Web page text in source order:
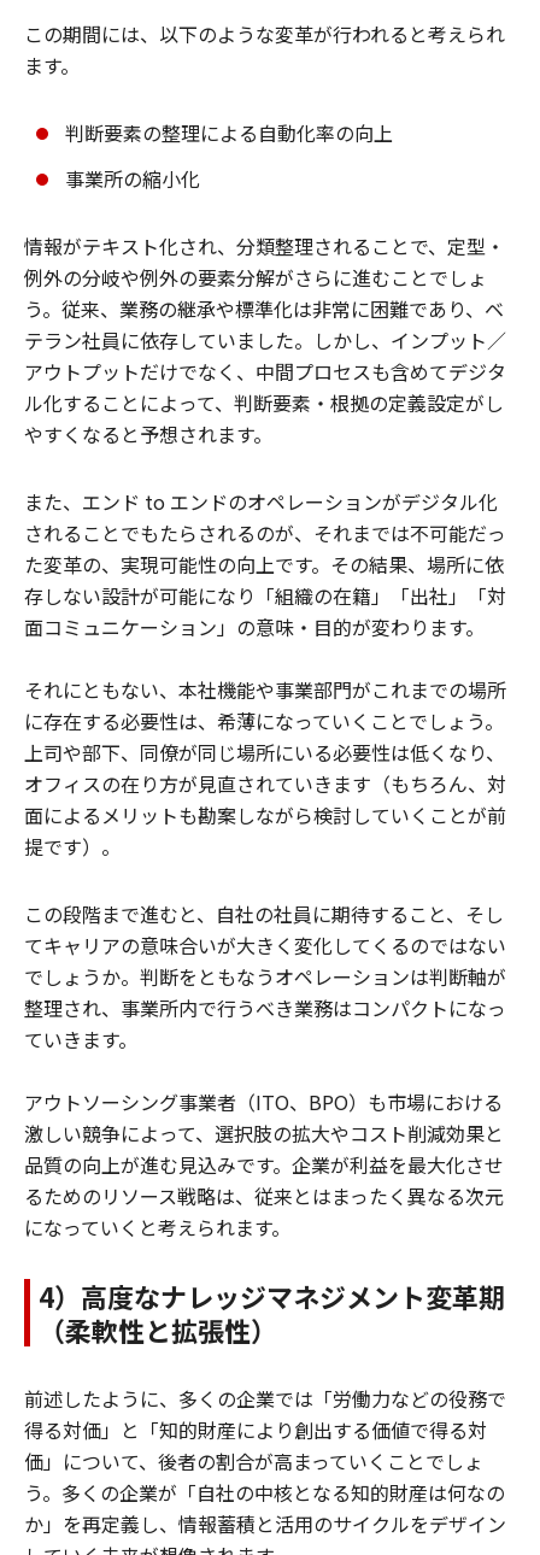
この期間には、以下のような変革が行われると考えられ
ます。
判断要素の整理による自動化率の向上
事業所の縮小化
情報がテキスト化され、分類整理されることで、定型・
例外の分岐や例外の要素分解がさらに進むことでしょ
う。従来、業務の継承や標準化は非常に困難であり、ベ
テラン社員に依存していました。しかし、インプット／
アウトプットだけでなく、中間プロセスも含めてデジタ
ル化することによって、判断要素・根拠の定義設定がし
やすくなると予想されます。
また、エンド to エンドのオペレーションがデジタル化
されることでもたらされるのが、それまでは不可能だっ
た変革の、実現可能性の向上です。その結果、場所に依
存しない設計が可能になり「組織の在籍」「出社」「対
面コミュニケーション」の意味・目的が変わります。
それにともない、本社機能や事業部門がこれまでの場所
に存在する必要性は、希薄になっていくことでしょう。
上司や部下、同僚が同じ場所にいる必要性は低くなり、
オフィスの在り方が見直されていきます（もちろん、対
面によるメリットも勘案しながら検討していくことが前
提です）。
この段階まで進むと、自社の社員に期待すること、そし
てキャリアの意味合いが大きく変化してくるのではない
でしょうか。判断をともなうオペレーションは判断軸が
整理され、事業所内で行うべき業務はコンパクトになっ
ていきます。
アウトソーシング事業者（ITO、BPO）も市場における
激しい競争によって、選択肢の拡大やコスト削減効果と
品質の向上が進む見込みです。企業が利益を最大化させ
るためのリソース戦略は、従来とはまったく異なる次元
になっていくと考えられます。
4）高度なナレッジマネジメント変革期
（柔軟性と拡張性）
前述したように、多くの企業では「労働力などの役務で
得る対価」と「知的財産により創出する価値で得る対
価」について、後者の割合が高まっていくことでしょ
う。多くの企業が「自社の中核となる知的財産は何なの
か」を再定義し、情報蓄積と活用のサイクルをデザイン